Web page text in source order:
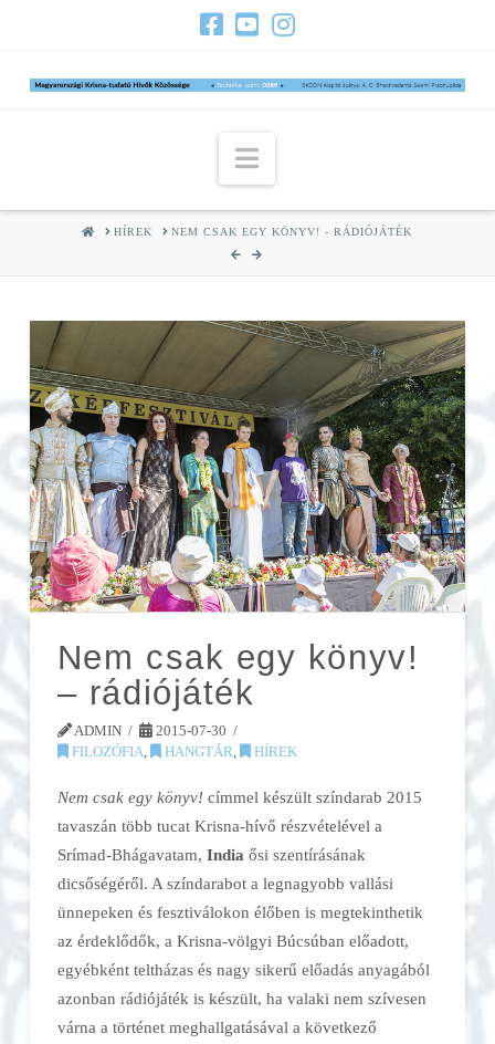
Navigation
HOMEHÍREK NEM CSAK EGY KÖNYV! - RÁDIÓJÁTÉK
Nem csak egy könyv!
– rádiójáték
ADMIN
2015-07-30
FILOZÓFIA
HANGTÁR HÍREK
Nem csak egy könyv!címmel készült színdarab 2015
tavaszán több tucat Krisna-hívő részvételével a
Srímad-Bhágavatam, India ősi szentírásának
dicsőségéről. A színdarabot a legnagyobb vallási
ünnepeken és fesztiválokon élőben is megtekinthetik
az érdeklődők, a Krisna-völgyi Búcsúban előadott,
egyébként teltházas és nagy sikerű előadás anyagából
azonban rádiójáték is készült, ha valaki nem szívesen
várna a történet meghallgatásával a következő